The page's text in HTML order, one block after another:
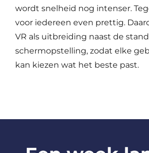
wordt snelheid nog intenser.
voor iedereen even prettig.
VR als uitbreiding naast de
schermopstelling, zodat elke
kan kiezen wat het beste past.